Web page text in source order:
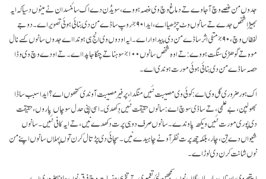
جدوں من غصے وچ آ جاوے تے دماغ وچ وی غصہ ہووے، سویڈن دے اک سائنسدان نے مینوں دسیا کہ ایہ
بھیڑا شخص جدے تے سانوں وٹ چڑھیا اے، ایدا ۹۰٪ روپ ساڈے من دی بنائی ہوئی تصویر اے۔ دوجے
لفظاں وچ، ۹۰٪ منفی اثر ساڈے من دی پیداوار اے۔ ایہ اودوں وی انج ہی ہوندا اے جدوں سانوں کسے نال
موہ تے گوھڑی سنگت ہووے: تے اوہ شخص سانوں ۱۰۰٪ سوہنا تے چنگا جاپدا اے۔ تے اودے وچ وی وڈا
حصہ ساڈے من دی بنائی ہوئی مورت ہوندی اے۔
اک ہور ضروری گل وی اے: کوئی وی مصیبت نئیں منگدا، پر فیر مصیبت آوندی کتھوں اے؟ ایدا سبب ساڈا
بھولپن، بے علمی، تے ساڈی سوچ اے: سانوں حقیقت نئیں دِکھدی۔ اسی اپنی حدل سوچاں پاروں، حقیقت
دی پوری مورت نئیں ویکھ پاوندے۔ سانوں صرف دو ہی پرت دکھدے نیں، تے ایہ کافی نئیں۔ سانوں
شیواں دے تِن، چار، بلکہ چھ پرت نظر آونے چاہیدے نیں۔ سچائی دی پڑتال کرن توں پہلاں سانوں اپنے من
نوں شانت کرن دی لوڑ اے۔